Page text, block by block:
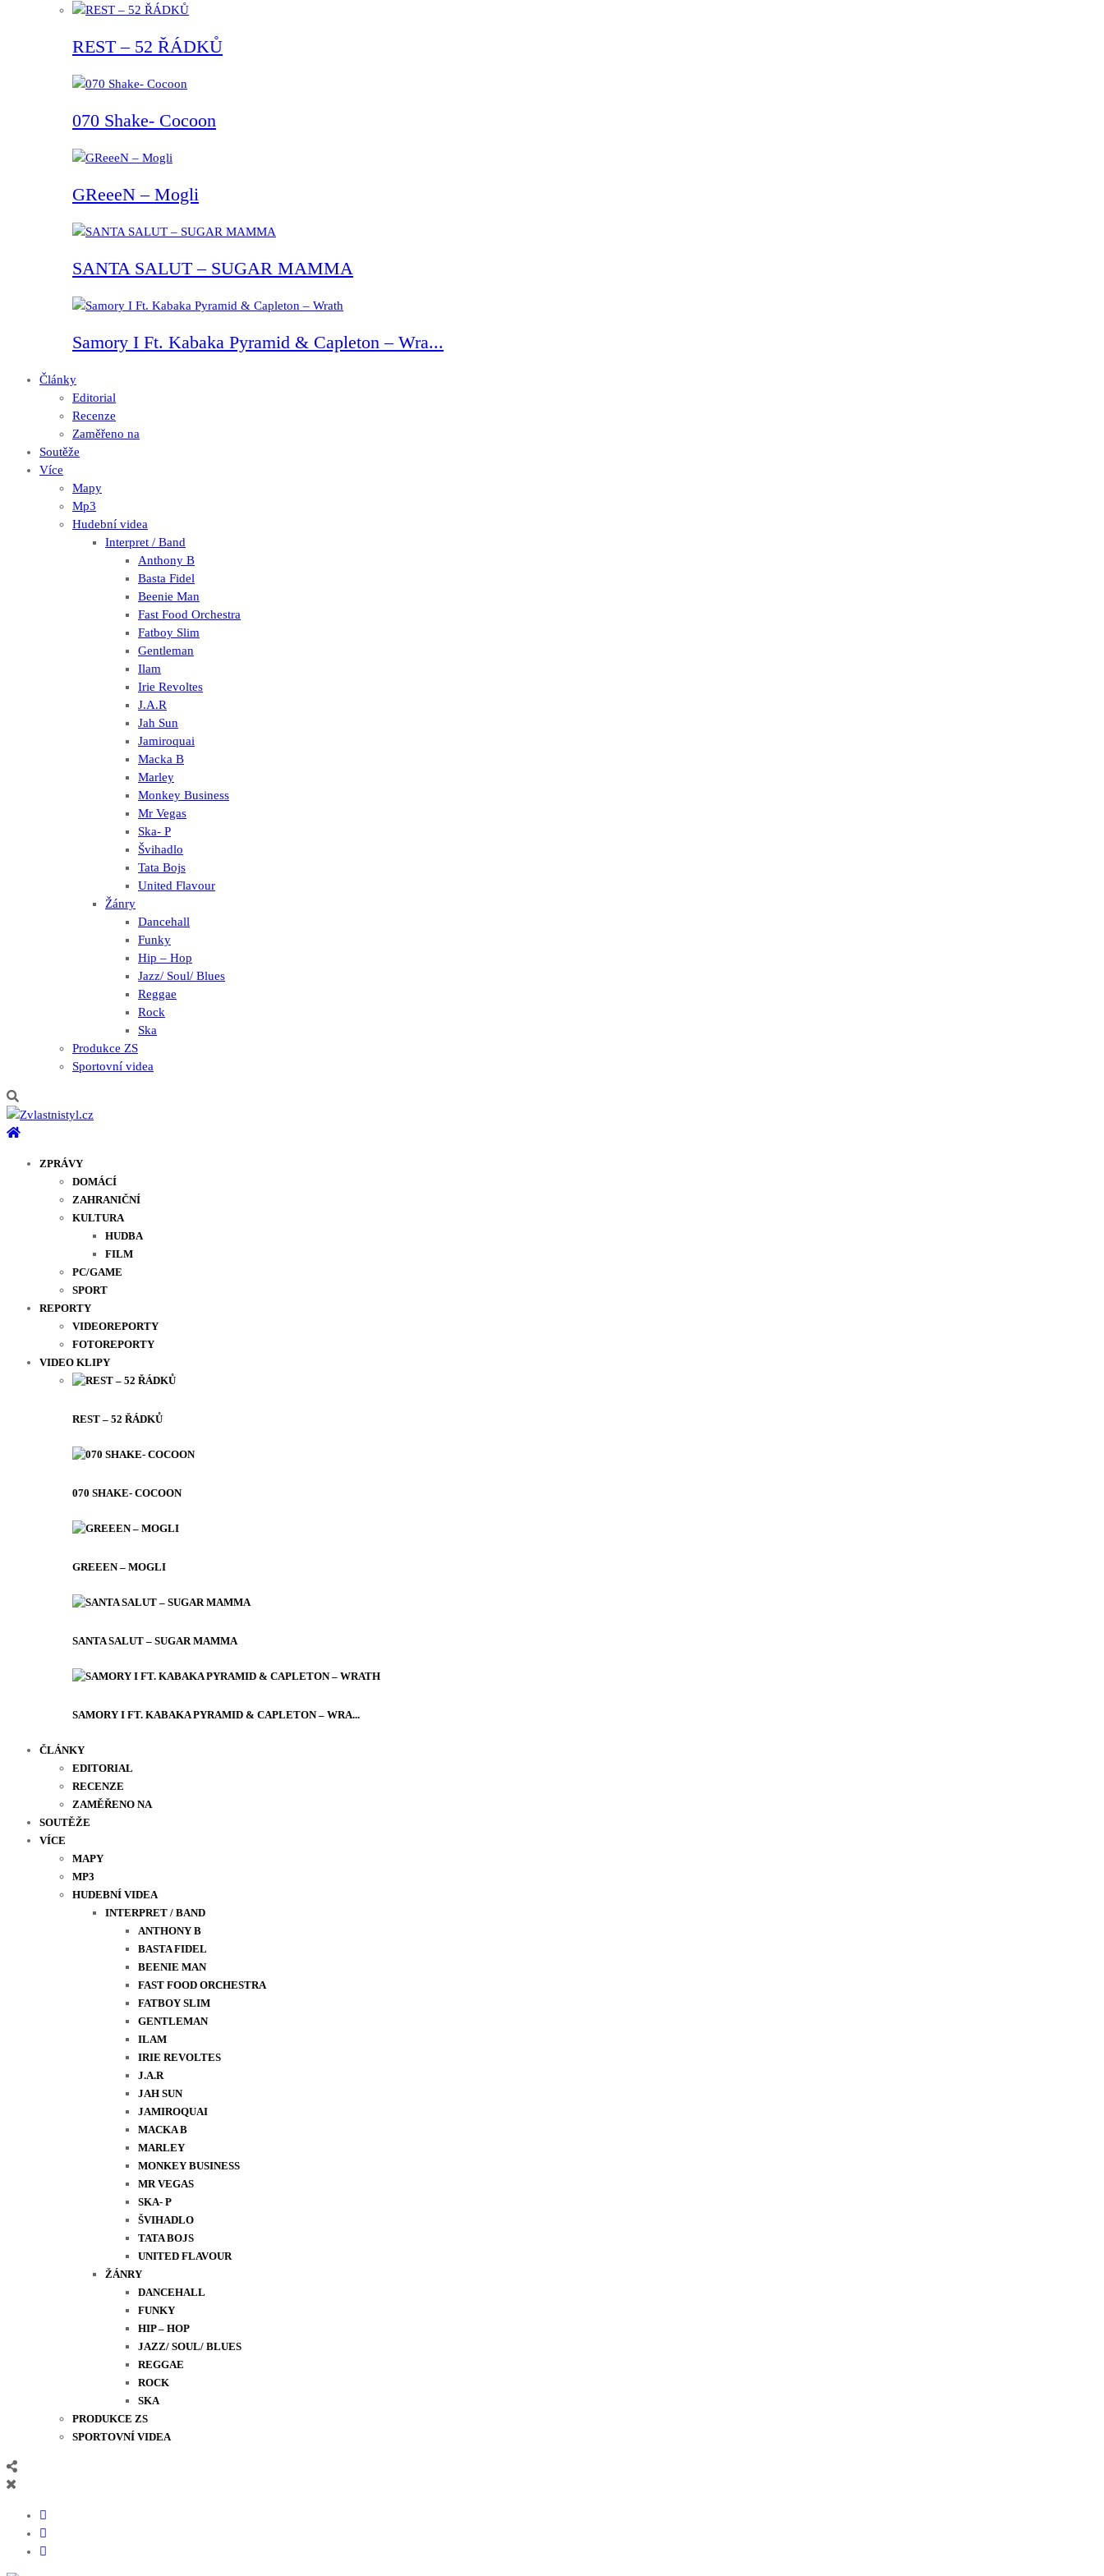
REST – 52 ŘÁDKŮ
070 Shake- Cocoon
GReeeN – Mogli
SANTA SALUT – SUGAR MAMMA
Samory I Ft. Kabaka Pyramid & Capleton – Wra...
Články
Editorial
Recenze
Zaměřeno na
Soutěže
Více
Mapy
Mp3
Hudební videa
Interpret / Band
Anthony B
Basta Fidel
Beenie Man
Fast Food Orchestra
Fatboy Slim
Gentleman
Ilam
Irie Revoltes
J.A.R
Jah Sun
Jamiroquai
Macka B
Marley
Monkey Business
Mr Vegas
Ska- P
Švihadlo
Tata Bojs
United Flavour
Žánry
Dancehall
Funky
Hip – Hop
Jazz/ Soul/ Blues
Reggae
Rock
Ska
Produkce ZS
Sportovní videa
ZPRÁVY
DOMÁCÍ
ZAHRANIČNÍ
KULTURA
HUDBA
FILM
PC/GAME
SPORT
REPORTY
VIDEOREPORTY
FOTOREPORTY
VIDEO KLIPY
REST – 52 ŘÁDKŮ
070 SHAKE- COCOON
GREEEN – MOGLI
SANTA SALUT – SUGAR MAMMA
SAMORY I FT. KABAKA PYRAMID & CAPLETON – WRA...
ČLÁNKY
EDITORIAL
RECENZE
ZAMĚŘENO NA
SOUTĚŽE
VÍCE
MAPY
MP3
HUDEBNÍ VIDEA
INTERPRET / BAND
ANTHONY B
BASTA FIDEL
BEENIE MAN
FAST FOOD ORCHESTRA
FATBOY SLIM
GENTLEMAN
ILAM
IRIE REVOLTES
J.A.R
JAH SUN
JAMIROQUAI
MACKA B
MARLEY
MONKEY BUSINESS
MR VEGAS
SKA- P
ŠVIHADLO
TATA BOJS
UNITED FLAVOUR
ŽÁNRY
DANCEHALL
FUNKY
HIP – HOP
JAZZ/ SOUL/ BLUES
REGGAE
ROCK
SKA
PRODUKCE ZS
SPORTOVNÍ VIDEA